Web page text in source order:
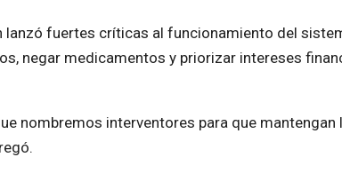
fuertes críticas al funcionamiento del
negar medicamentos y priorizar intereses
nombremos interventores para que